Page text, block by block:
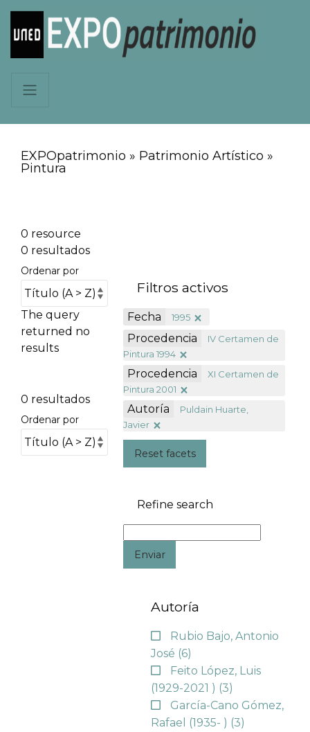
EXPOpatrimonio » Patrimonio Artístico »
Pintura
0 resource
0 resultados
Ordenar por
The query
returned no
results
0 resultados
Ordenar por
Filtros activos
Fecha 1995
Procedencia
IV Certamen de
Pintura 1994
Procedencia
XI Certamen de
Pintura 2001
Autoría
Puldain Huarte,
Javier
Reset facets
Refine search
Enviar
Autoría
Rubio Bajo, Antonio
José (6)
Feito López, Luis
(1929-2021 ) (3)
García-Cano Gómez,
Rafael (1935- ) (3)